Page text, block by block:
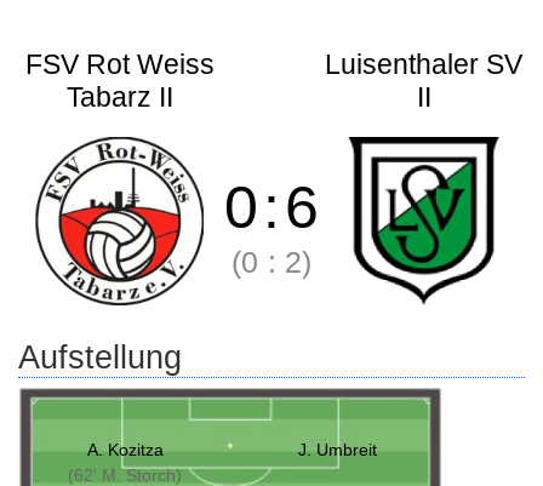
FSV Rot Weiss
Tabarz II
Luisenthaler SV
II
0:6
(0 : 2)
Aufstellung
A. Kozitza
(62' M. Storch)
J. Umbreit